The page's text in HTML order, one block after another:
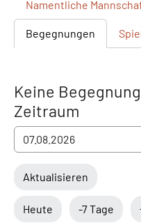
Namentliche
Begegnungen
Keine
Zeitraum
Aktualisieren
Heute -7 Tage